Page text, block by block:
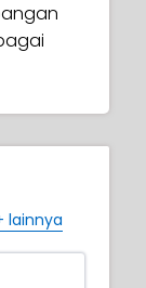
lainnya